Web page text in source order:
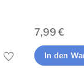
7,99€
In den